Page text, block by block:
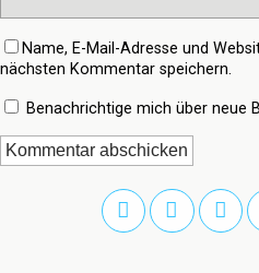
Name, E-Mail-Adresse und
nächsten Kommentar speichern.
Benachrichtige mich über neue